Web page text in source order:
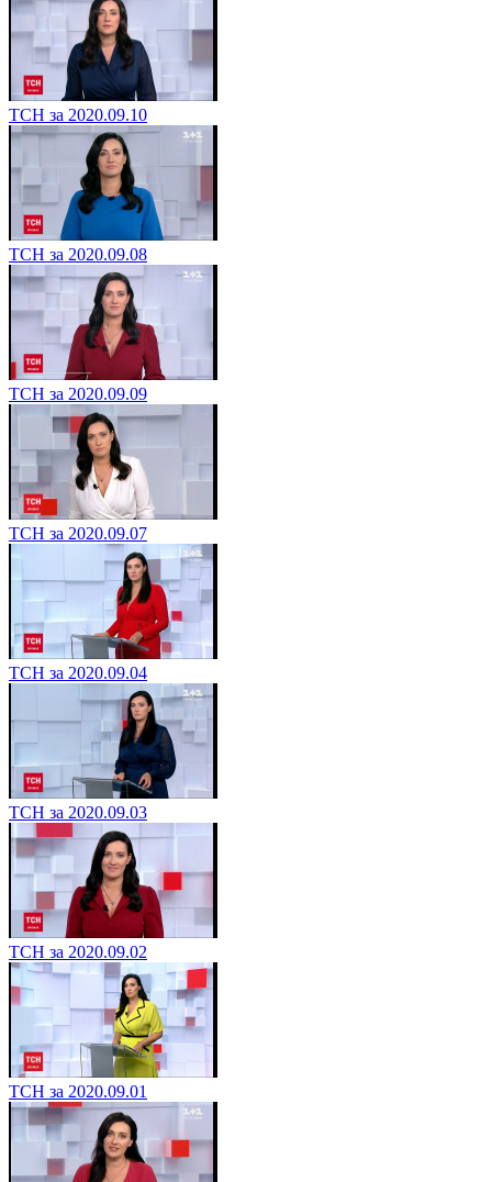
ТСН за 2020.09.10
ТСН за 2020.09.08
ТСН за 2020.09.09
ТСН за 2020.09.07
ТСН за 2020.09.04
ТСН за 2020.09.03
ТСН за 2020.09.02
ТСН за 2020.09.01